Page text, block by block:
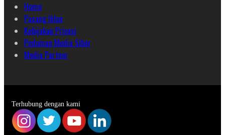
Home
Pasang Iklan
Kebijakan Privasi
Pedoman Media Siber
Media Partner
Terhubung dengan kami